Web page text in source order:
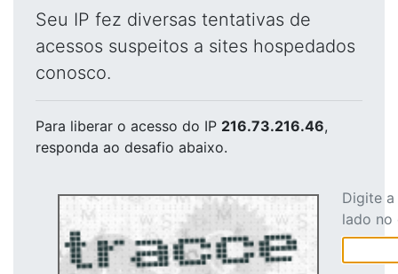
Seu IP fez diversas tentativas de
acessos suspeitos a sites hospedados
conosco.
Para liberar o acesso do IP 216.73.216.46,
responda ao desafio abaixo.
Digite
lado no